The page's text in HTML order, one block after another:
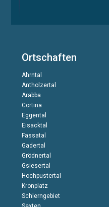
Ortschaften
Ahrntal
Antholzertal
Arabba
Cortina
Eggental
Eisacktal
Fassatal
Gadertal
Grödnertal
Gsiesertal
Hochpustertal
Kronplatz
Schlerngebiet